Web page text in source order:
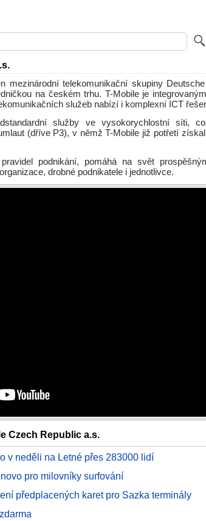
mezinárodní telekomunikační skupiny
na českém trhu. T-Mobile je
služeb nabízí i komplexní ICT
služby ve vysokorychlostní síti,
(dříve P3), v němž T-Mobile již potřetí
podnikání, pomáhá na svět
drobné podnikatele i jednotlivce.
Czech Republic a.s.
v neděli na Letné přes 283000 lidí
pro milovníky surfování
předplacených karet pro Sazka terminály